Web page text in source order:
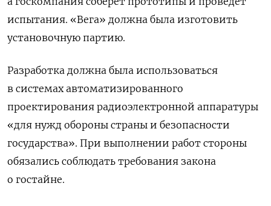
испытания. «Вега» должна была изготовить
установочную партию.
Разработка должна была использоваться
в системах автоматизированного
проектирования радиоэлектронной аппаратуры
«для нужд обороны страны и безопасности
государства». При выполнении работ стороны
обязались соблюдать требования закона
о гостайне.